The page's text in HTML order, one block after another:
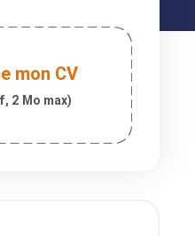
mon CV
2 Mo max)